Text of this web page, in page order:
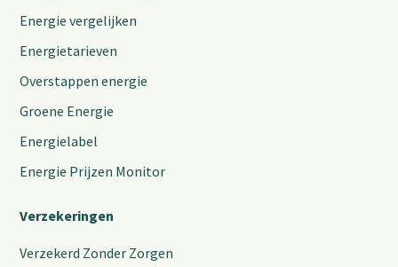
Energie vergelijken
Energietarieven
Overstappen energie
Groene Energie
Energielabel
Energie Prijzen Monitor
Verzekeringen
Verzekerd Zonder Zorgen